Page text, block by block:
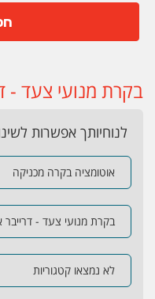
בקרת מנועי צעד -
לנוחיותך אפשרות
אוטומציה בקרה מכניקה
בקרת מנועי צעד - דרייבר
לא נמצאו קטגוריות